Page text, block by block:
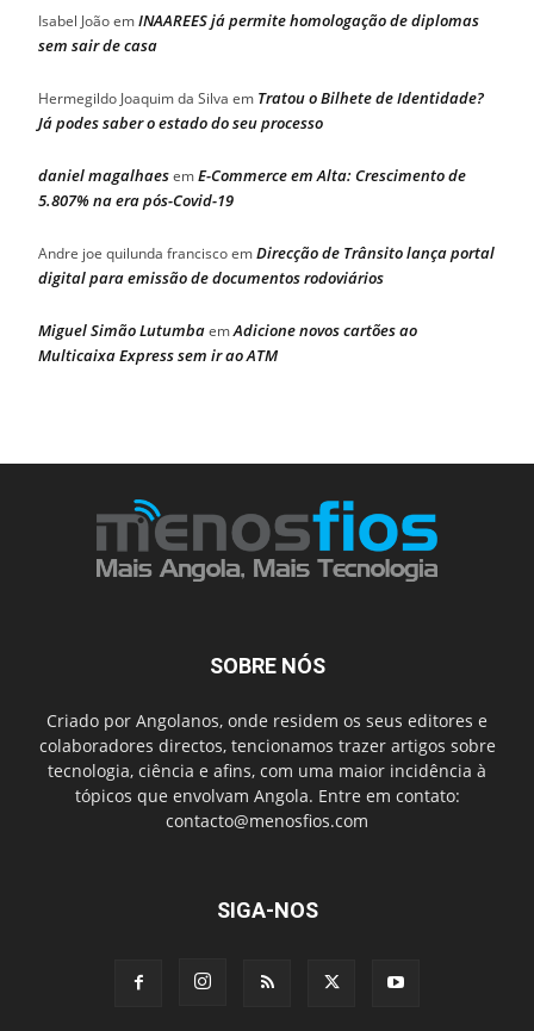
Isabel JoãoemINAAREES já permite homologação de diplomas
sem sair de casa
Hermegildo Joaquim da Silva em Tratou o Bilhete de Identidade?
Já podes saber o estado do seu processo
daniel magalhaesemE-Commerce em Alta: Crescimento de
5.807% na era pós-Covid-19
Andre joe quilunda franciscoemDirecção de Trânsito lança portal
digital para emissão de documentos rodoviários
Miguel Simão LutumbaemAdicione novos cartões ao
Multicaixa Express sem ir ao ATM
SOBRE NÓS
Criado por Angolanos, onde residem os seus editores e
colaboradores directos, tencionamos trazer artigos sobre
tecnologia, ciência e afins, com uma maior incidência à
tópicos que envolvam Angola. Entre em contato:
contacto@menosfios.com
SIGA-NOS